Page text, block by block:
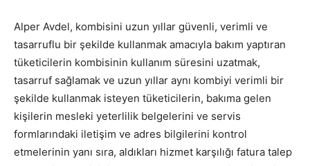
Alper Avdel, kombisini uzun yıllar güvenli, verimli ve
tasarruflu bir şekilde kullanmak amacıyla bakım yaptıran
tüketicilerin kombisinin kullanım süresini uzatmak,
tasarruf sağlamak ve uzun yıllar aynı kombiyi verimli bir
şekilde kullanmak isteyen tüketicilerin, bakıma gelen
kişilerin mesleki yeterlilik belgelerini ve servis
formlarındaki iletişim ve adres bilgilerini kontrol
etmelerinin yanı sıra, aldıkları hizmet karşılığı fatura talep